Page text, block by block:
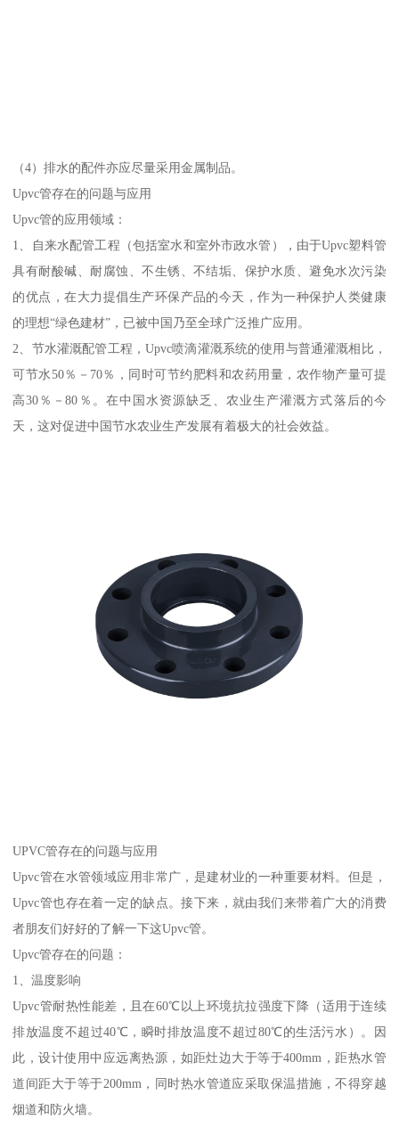
（4）排水的配件亦应尽量采用金属制品。
Upvc管存在的问题与应用
Upvc管的应用领域：
1、自来水配管工程（包括室水和室外市政水管），由于Upvc塑料管
具有耐酸碱、耐腐蚀、不生锈、不结垢、保护水质、避免水次污染
的优点，在大力提倡生产环保产品的今天，作为一种保护人类健康
的理想“绿色建材”，已被中国乃至全球广泛推广应用。
2、节水灌溉配管工程，Upvc喷滴灌溉系统的使用与普通灌溉相比，
可节水50％－70％，同时可节约肥料和农药用量，农作物产量可提
高30％－80％。在中国水资源缺乏、农业生产灌溉方式落后的今
天，这对促进中国节水农业生产发展有着极大的社会效益。
UPVC管存在的问题与应用
Upvc管在水管领域应用非常广，是建材业的一种重要材料。但是，
Upvc管也存在着一定的缺点。接下来，就由我们来带着广大的消费
者朋友们好好的了解一下这Upvc管。
Upvc管存在的问题：
1、温度影响
Upvc管耐热性能差，且在60℃以上环境抗拉强度下降（适用于连续
排放温度不超过40℃，瞬时排放温度不超过80℃的生活污水）。因
此，设计使用中应远离热源，如距灶边大于等于400mm，距热水管
道间距大于等于200mm，同时热水管道应采取保温措施，不得穿越
烟道和防火墙。